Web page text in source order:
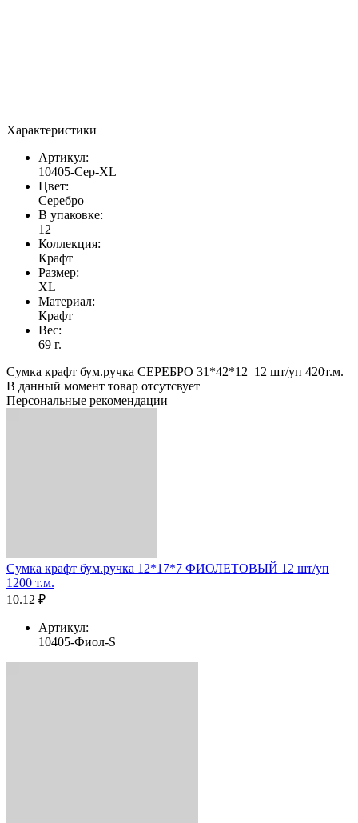
Характеристики
Артикул:
10405-Сер-XL
Цвет:
Серебро
В упаковке:
12
Коллекция:
Крафт
Размер:
XL
Материал:
Крафт
Вес:
69 г.
Сумка крафт бум.ручка СЕРЕБРО 31*42*12 12 шт/уп 420т.м.
В данный момент товар отсутсвует
Персональные рекомендации
Сумка крафт бум.ручка 12*17*7 ФИОЛЕТОВЫЙ 12 шт/уп
1200 т.м.
10.12 ₽
Артикул:
10405-Фиол-S